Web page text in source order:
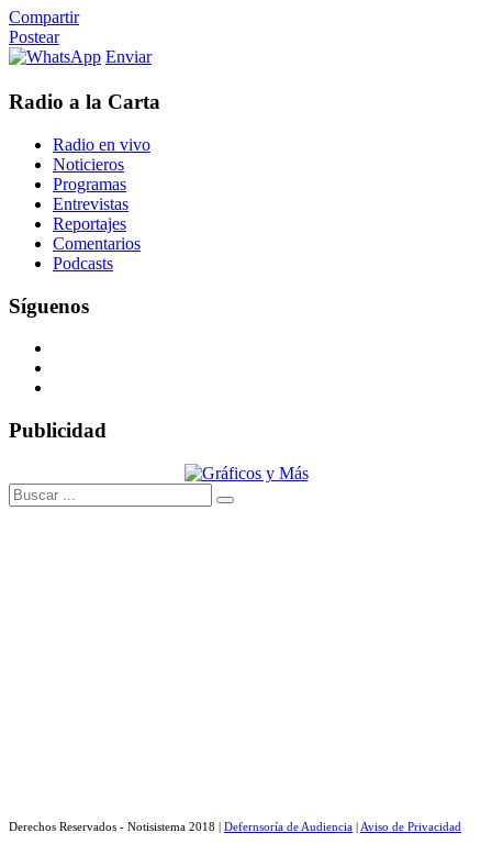
Compartir
Postear
Enviar
Radio a la Carta
Radio en vivo
Noticieros
Programas
Entrevistas
Reportajes
Comentarios
Podcasts
Síguenos
Publicidad
Derechos Reservados - Notisistema 2018 | Defernsoría de Audiencia | Aviso de Privacidad